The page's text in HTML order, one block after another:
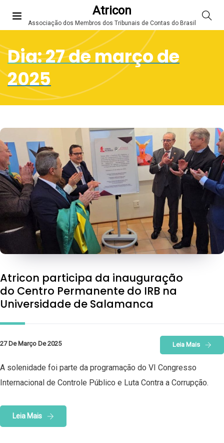
Atricon
Associação dos Membros dos Tribunais de Contas do Brasil
Dia:27 de março de
2025
Atricon participa da inauguração
do Centro Permanente do IRB na
Universidade de Salamanca
27 De Março De 2025 Leia Mais
A solenidade foi parte da programação do VI Congresso
Internacional de Controle Público e Luta Contra a Corrupção.
Leia Mais